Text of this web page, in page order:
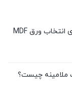
بهترین برندهای ام دی اف ایران؛ راهنمای انتخاب ورق MDF
ملامینه چیست؟